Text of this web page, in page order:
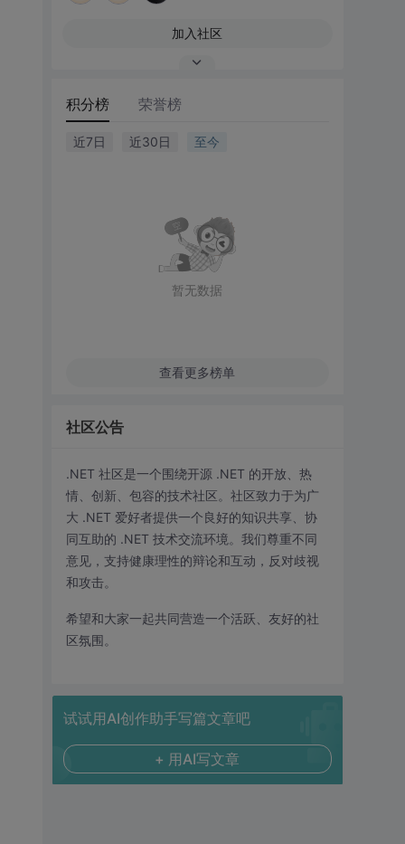
加入社区
积分榜 荣誉榜
近7日 近30日 至今
暂无数据
查看更多榜单
社区公告
.NET 社区是一个围绕开源 .NET 的开放、热
情、创新、包容的技术社区。社区致力于为广
大 .NET 爱好者提供一个良好的知识共享、协
同互助的 .NET 技术交流环境。我们尊重不同
意见，支持健康理性的辩论和互动，反对歧视
和攻击。
希望和大家一起共同营造一个活跃、友好的社
区氛围。
试试用AI创作助手写篇文章吧
+ 用AI写文章